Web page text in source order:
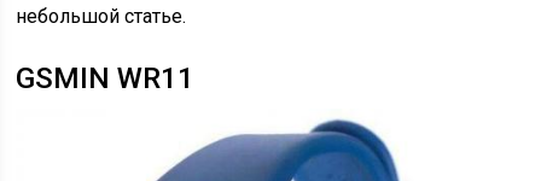
небольшой статье.
GSMIN WR11